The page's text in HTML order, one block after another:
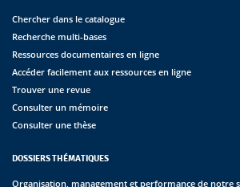
Chercher dans le catalogue
Recherche multi-bases
Ressources documentaires en ligne
Accéder facilement aux ressources en ligne
Trouver une revue
Consulter un mémoire
Consulter une thèse
DOSSIERS THÉMATIQUES
Organisation, management et performance de notre